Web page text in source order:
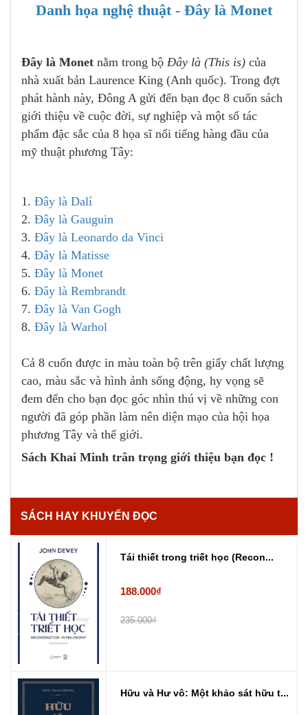
Danh họa nghệ thuật - Đây là Monet
Đây là Monet nằm trong bộ Đây là (This is) của
nhà xuất bản Laurence King (Anh quốc). Trong đợt
phát hành này, Đông A gửi đến bạn đọc 8 cuốn sách
giới thiệu về cuộc đời, sự nghiệp và một số tác
phẩm đặc sắc của 8 họa sĩ nổi tiếng hàng đầu của
mỹ thuật phương Tây:
1. Đây là Dalí
2. Đây là Gauguin
3. Đây là Leonardo da Vinci
4. Đây là Matisse
5. Đây là Monet
6. Đây là Rembrandt
7. Đây là Van Gogh
8. Đây là Warhol
Cả 8 cuốn được in màu toàn bộ trên giấy chất lượng
cao, màu sắc và hình ảnh sống động, hy vọng sẽ
đem đến cho bạn đọc góc nhìn thú vị về những con
người đã góp phần làm nên diện mạo của hội họa
phương Tây và thế giới.
Sách Khai Minh trân trọng giới thiệu bạn đọc !
SÁCH HAY KHUYẾN ĐỌC
Tái thiết trong triết học (Recon...
188.000₫
235.000₫
Hữu và Hư vô: Một khảo sát hữu t...